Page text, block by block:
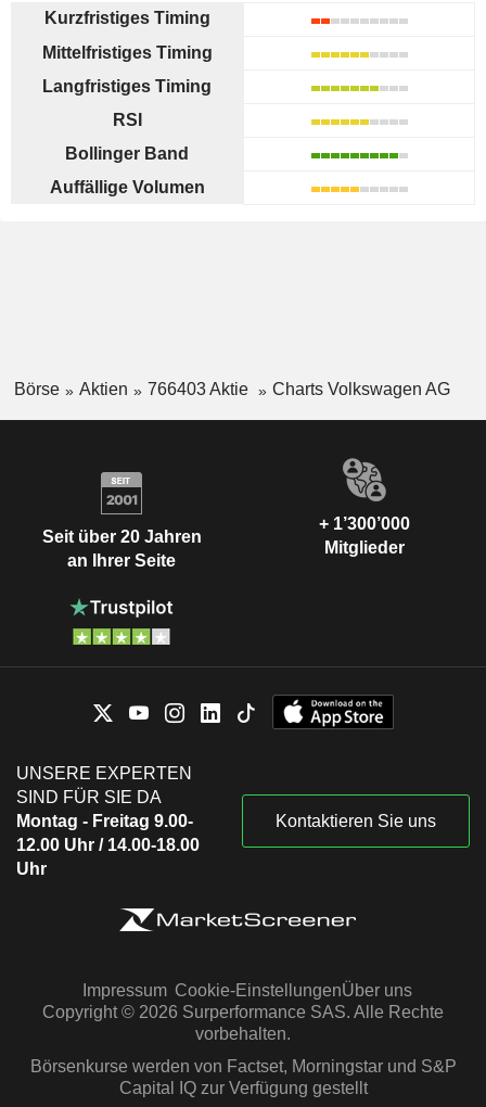
Kurzfristiges Timing
Mittelfristiges Timing
Langfristiges Timing
RSI
Bollinger Band
Auffällige Volumen
Börse Aktien 766403 Aktie Charts Volkswagen AG
Seit über 20 Jahren
an Ihrer Seite
+ 1’300’000
Mitglieder
UNSERE EXPERTEN
SIND FÜR SIE DA
Montag - Freitag 9.00-
12.00 Uhr / 14.00-18.00
Uhr
Kontaktieren Sie uns
Impressum Cookie-EinstellungenÜber uns
Copyright © 2026 Surperformance SAS. Alle Rechte
vorbehalten.
Börsenkurse werden von Factset, Morningstar und S&P
Capital IQ zur Verfügung gestellt